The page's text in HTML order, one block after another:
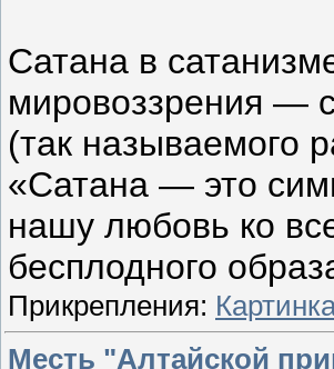
Сатана в
мировоззрения —
(так называемого
«Сатана — это
нашу любовь ко
бесплодного
Прикрепления:
Месть "Алтайской